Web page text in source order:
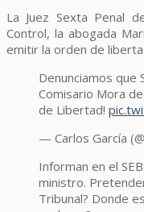
La Juez Sexta Penal
Control, la abogada
emitir la orden de
Denunciamos que
Comisario Mora
de Libertad!
— Carlos García
Informan en el
ministro.
Tribunal? Donde